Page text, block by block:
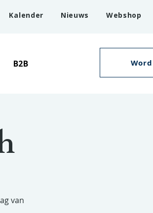
Kalender Nieuws Webshop
B2B
van